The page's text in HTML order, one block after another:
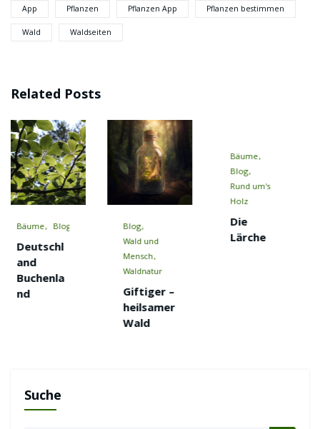
App Pflanzen Pflanzen App Pflanzen bestimmen
Wald Waldseiten
Related Posts
Blog
Wald und
Bäume
Blog
Rund um's
Lärche
Mitmachen
ee
Suche